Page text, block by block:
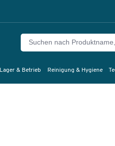
Lager & Betrieb Reinigung & Hygiene